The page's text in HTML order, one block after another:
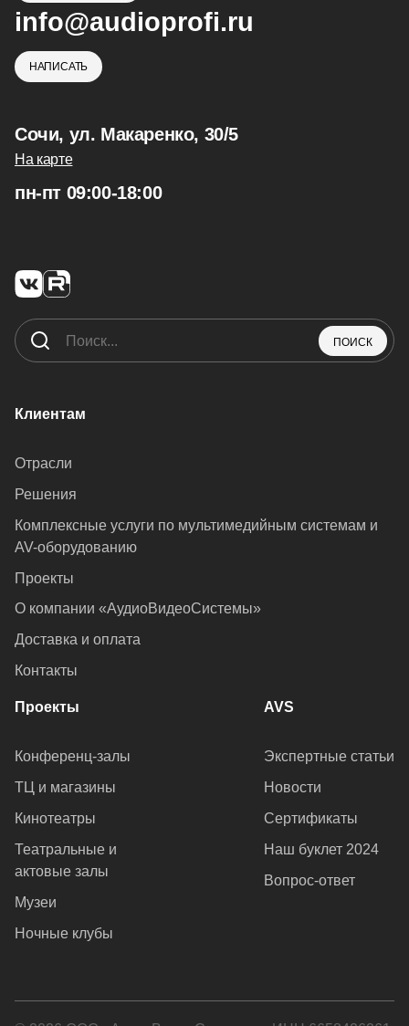
info@audioprofi.ru
НАПИСАТЬ
Сочи, ул. Макаренко, 30/5
На карте
пн-пт 09:00-18:00
ПОИСК
Клиентам
Отрасли
Решения
Комплексные услуги по мультимедийным системам и
AV-оборудованию
Проекты
О компании «АудиоВидеоСистемы»
Доставка и оплата
Контакты
Проекты
Конференц-залы
ТЦ и магазины
Кинотеатры
Театральные и
актовые залы
Музеи
Ночные клубы
AVS
Экспертные статьи
Новости
Сертификаты
Наш буклет 2024
Вопрос-ответ